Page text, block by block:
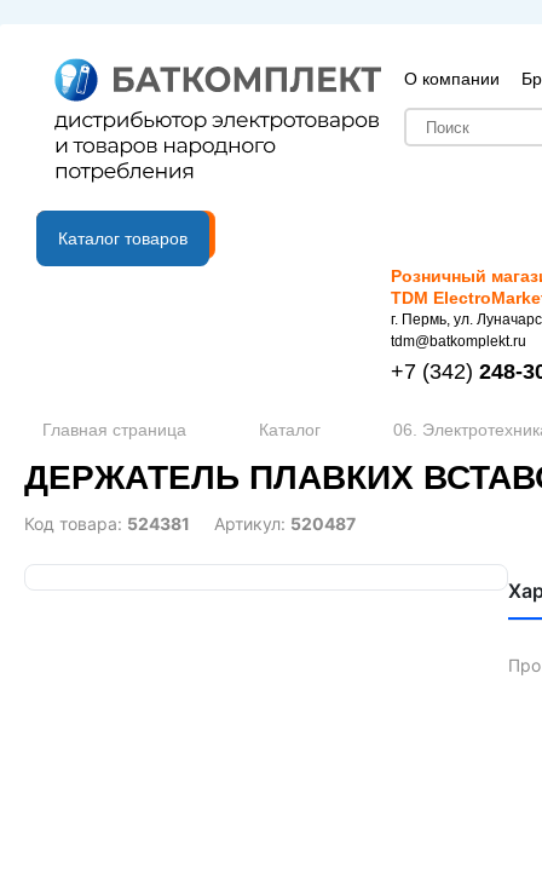
О компании
B2B портал
Каталог товаров
Розничный
TDM
г. Пермь, ул.
tdm@batkomplekt.ru
+7 (342) 248-
Главная страница Каталог 06.
ДЕРЖАТЕЛЬ ПЛАВКИХ
Код товара: 524381 Артикул: 520487